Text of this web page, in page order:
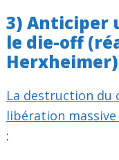
3) Anticiper
le die-off
Herxheimer)
La destruction du
libération
: